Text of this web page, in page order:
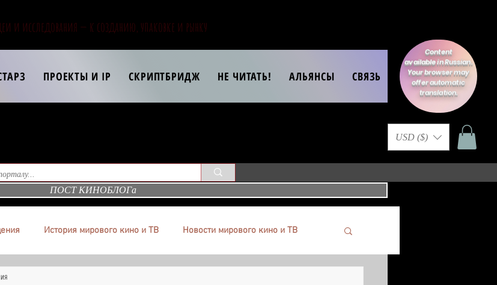
и исследования — к созданию, упаковке и рынку
ПРОЕКТЫ И IP СКРИПТБРИДЖ НЕ ЧИТАТЬ! АЛЬЯНСЫ СВЯЗЬ
Content
available in Russian.
Your browser may
offer automatic
translation.
USD ($)
ПОСТ КИНОБЛОГа
История мирового кино и ТВ Новости мирового кино и ТВ